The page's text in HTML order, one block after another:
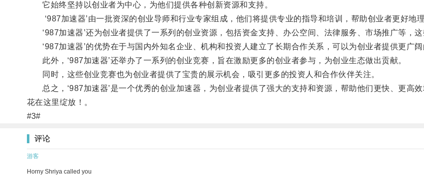
它始终坚持以创业者为中心，为他们提供各种创新资源和支持。
‘987加速器’由一批资深的创业导师和行业专家组成，他们将提供专业的指导和培训，帮助创业者更好地
‘987加速器’还为创业者提供了一系列的创业资源，包括资金支持、办公空间、法律服务、市场推广等，这
‘987加速器’的优势在于与国内外知名企业、机构和投资人建立了长期合作关系，可以为创业者提供更广阔
此外，‘987加速器’还举办了一系列的创业竞赛，旨在激励更多的创业者参与，为创业生态做出贡献。
同时，这些创业竞赛也为创业者提供了宝贵的展示机会，吸引更多的投资人和合作伙伴关注。
总之，‘987加速器’是一个优秀的创业加速器，为创业者提供了强大的支持和资源，帮助他们更快、更高
花在这里绽放！。
#3#
评论
游客
Horny Shriya called you